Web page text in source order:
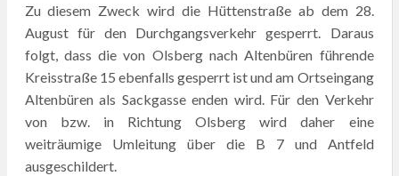
Zu diesem Zweck wird die Hüttenstraße ab dem 28.
August für den Durchgangsverkehr gesperrt. Daraus
folgt, dass die von Olsberg nach Altenbüren führende
Kreisstraße 15 ebenfalls gesperrt ist und am Ortseingang
Altenbüren als Sackgasse enden wird. Für den Verkehr
von bzw. in Richtung Olsberg wird daher eine
weiträumige Umleitung über die B 7 und Antfeld
ausgeschildert.